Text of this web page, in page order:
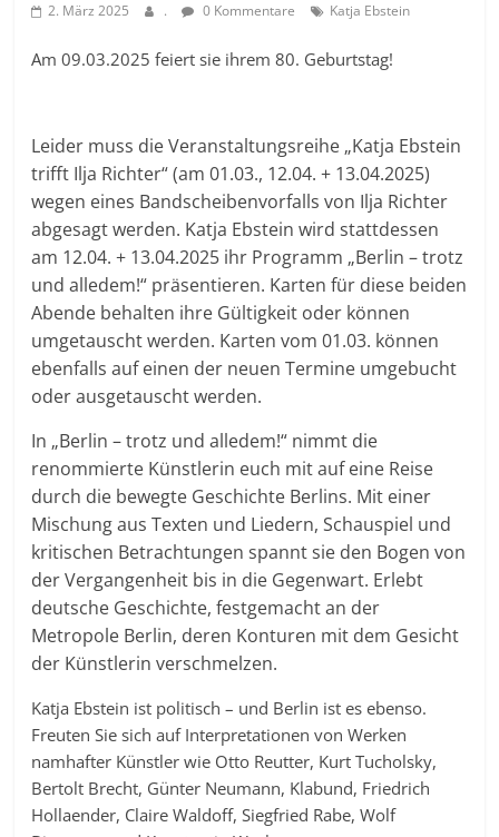
2. März 2025 . 0 Kommentare Katja Ebstein
Am 09.03.2025 feiert sie ihrem 80. Geburtstag!
Leider muss die Veranstaltungsreihe „Katja Ebstein
trifft Ilja Richter“ (am 01.03., 12.04. + 13.04.2025)
wegen eines Bandscheibenvorfalls von Ilja Richter
abgesagt werden. Katja Ebstein wird stattdessen
am 12.04. + 13.04.2025 ihr Programm „Berlin – trotz
und alledem!“ präsentieren. Karten für diese beiden
Abende behalten ihre Gültigkeit oder können
umgetauscht werden. Karten vom 01.03. können
ebenfalls auf einen der neuen Termine umgebucht
oder ausgetauscht werden.
In „Berlin – trotz und alledem!“ nimmt die
renommierte Künstlerin euch mit auf eine Reise
durch die bewegte Geschichte Berlins. Mit einer
Mischung aus Texten und Liedern, Schauspiel und
kritischen Betrachtungen spannt sie den Bogen von
der Vergangenheit bis in die Gegenwart. Erlebt
deutsche Geschichte, festgemacht an der
Metropole Berlin, deren Konturen mit dem Gesicht
der Künstlerin verschmelzen.
Katja Ebstein ist politisch – und Berlin ist es ebenso.​
Freuten Sie sich auf Interpretationen von Werken
namhafter Künstler wie Otto Reutter, Kurt Tucholsky,
Bertolt Brecht, Günter Neumann, Klabund, Friedrich
Hollaender, Claire Waldoff, Siegfried Rabe, Wolf